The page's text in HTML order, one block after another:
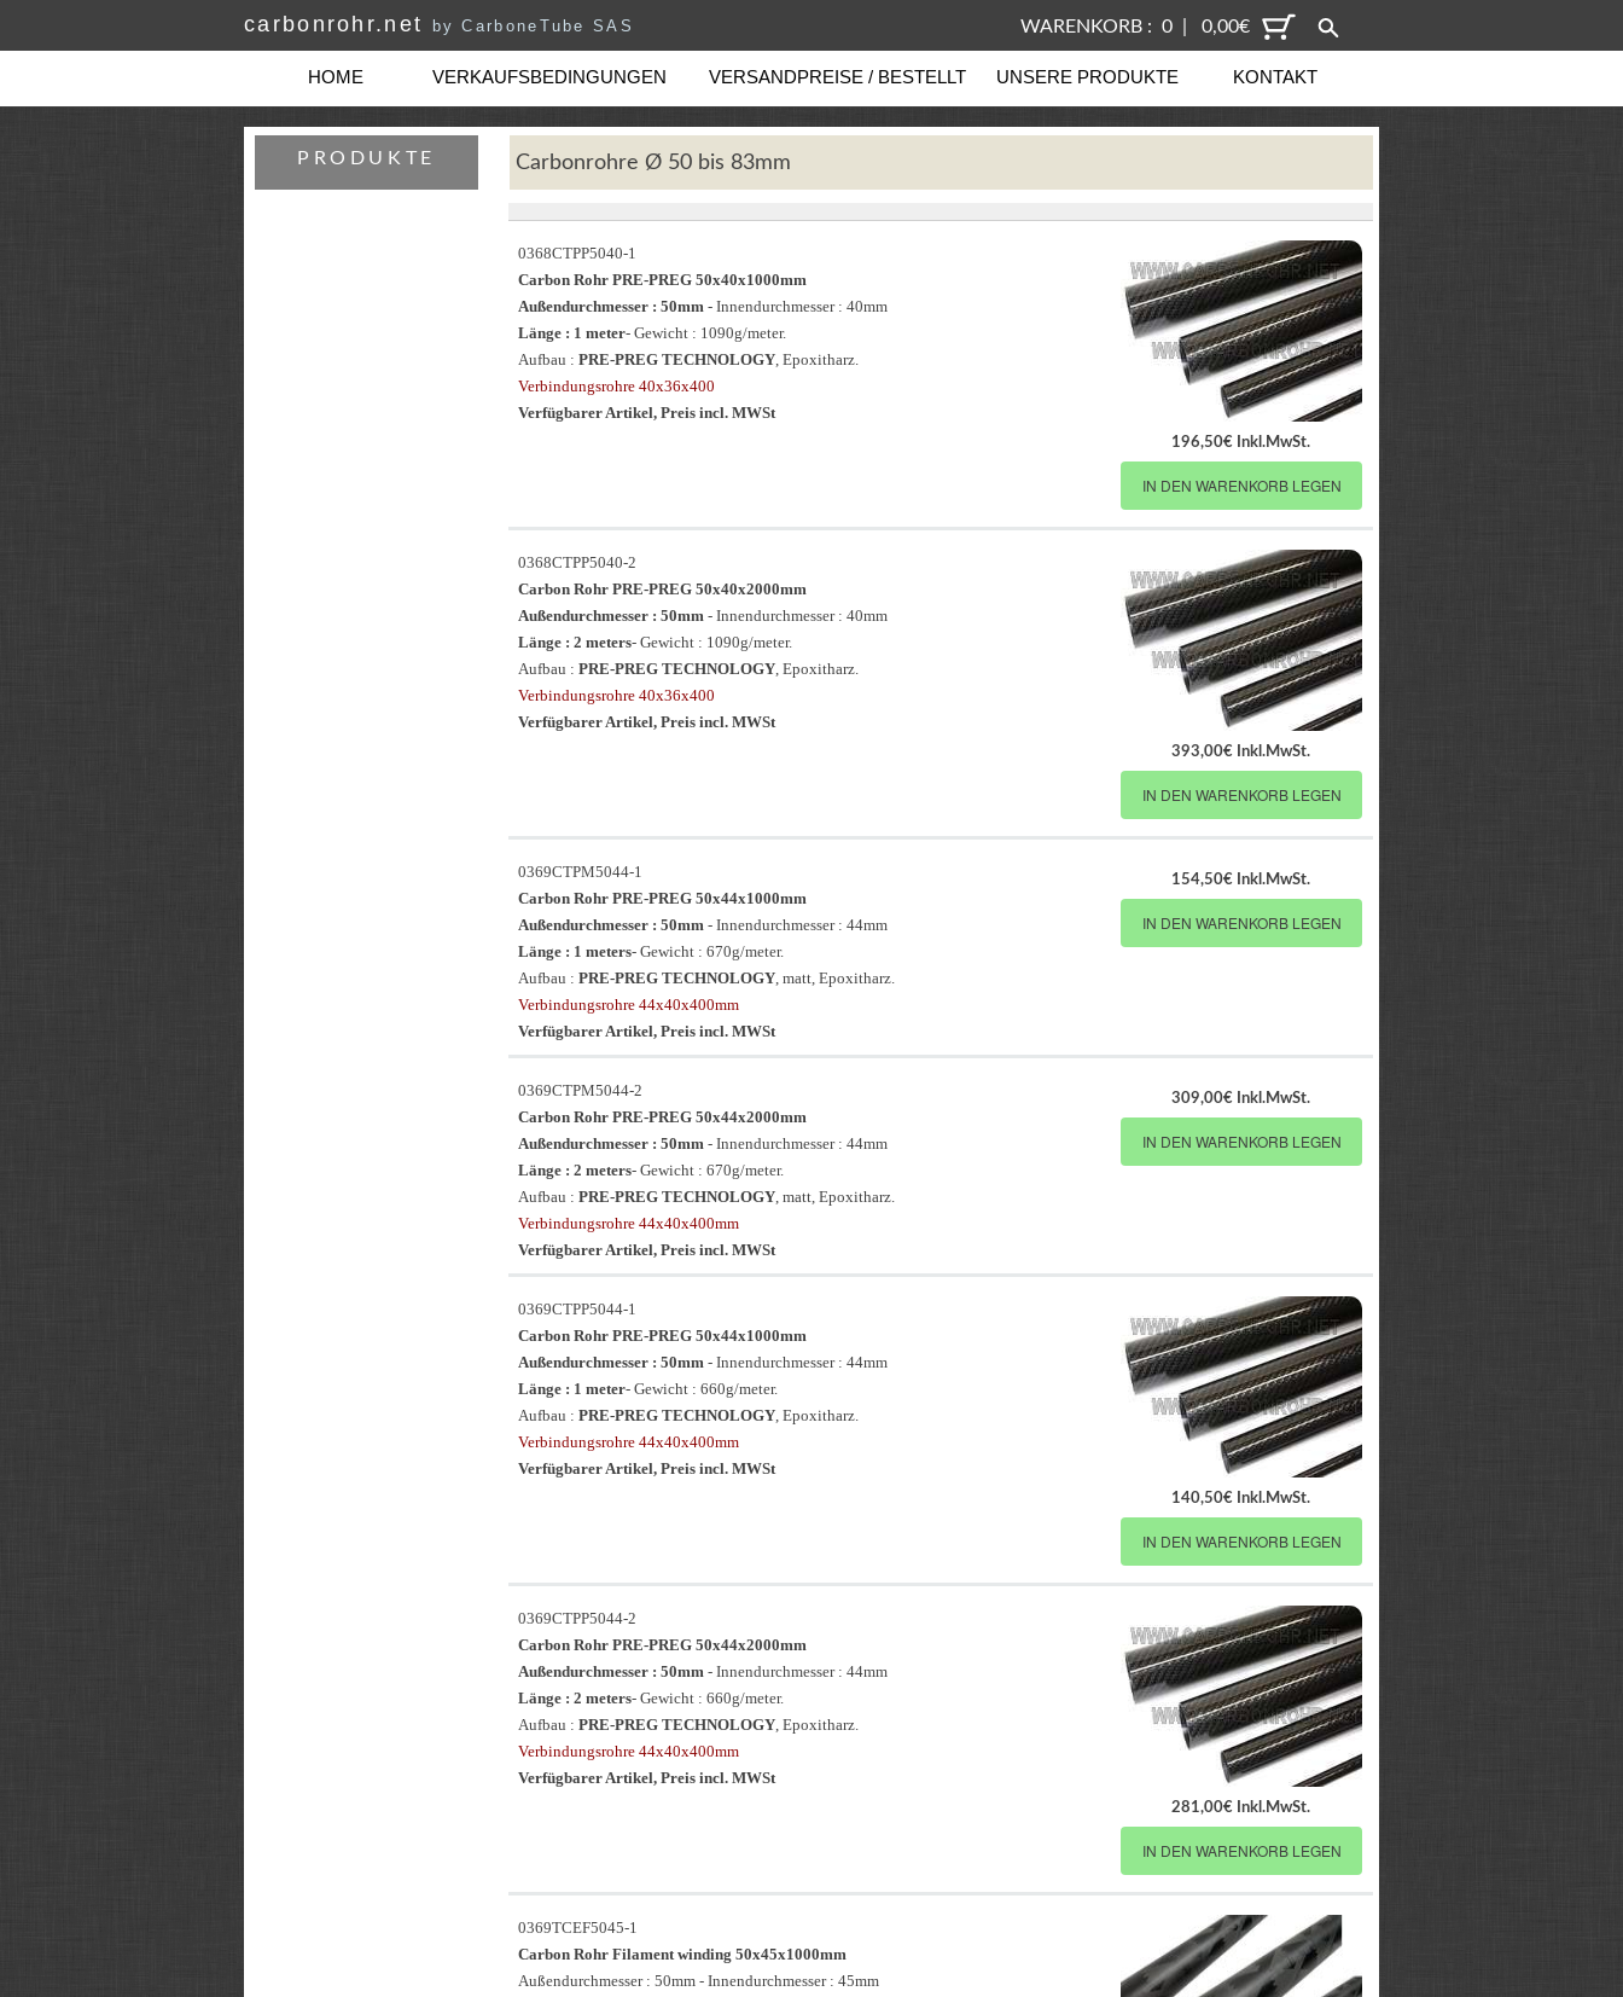
carbonrohr.net by CarboneTube SAS WARENKORB : 0 | 0,00€
HOME VERKAUFSBEDINGUNGEN VERSANDPREISE / BESTELLT UNSERE PRODUKTE KONTAKT
PRODUKTE Carbonrohre Ø 50 bis 83mm
0368CTPP5040-1
Carbon Rohr PRE-PREG 50x40x1000mm
Außendurchmesser : 50mm - Innendurchmesser : 40mm
Länge : 1 meter- Gewicht : 1090g/meter.
Aufbau : PRE-PREG TECHNOLOGY, Epoxitharz.
Verbindungsrohre 40x36x400
Verfügbarer Artikel, Preis incl. MWSt
196,50€ Inkl.MwSt.
IN DEN WARENKORB LEGEN
0368CTPP5040-2
Carbon Rohr PRE-PREG 50x40x2000mm
Außendurchmesser : 50mm - Innendurchmesser : 40mm
Länge : 2 meters- Gewicht : 1090g/meter.
Aufbau : PRE-PREG TECHNOLOGY, Epoxitharz.
Verbindungsrohre 40x36x400
Verfügbarer Artikel, Preis incl. MWSt
393,00€ Inkl.MwSt.
IN DEN WARENKORB LEGEN
0369CTPM5044-1
Carbon Rohr PRE-PREG 50x44x1000mm
Außendurchmesser : 50mm - Innendurchmesser : 44mm
Länge : 1 meters- Gewicht : 670g/meter.
Aufbau : PRE-PREG TECHNOLOGY, matt, Epoxitharz.
Verbindungsrohre 44x40x400mm
Verfügbarer Artikel, Preis incl. MWSt
154,50€ Inkl.MwSt.
IN DEN WARENKORB LEGEN
0369CTPM5044-2
Carbon Rohr PRE-PREG 50x44x2000mm
Außendurchmesser : 50mm - Innendurchmesser : 44mm
Länge : 2 meters- Gewicht : 670g/meter.
Aufbau : PRE-PREG TECHNOLOGY, matt, Epoxitharz.
Verbindungsrohre 44x40x400mm
Verfügbarer Artikel, Preis incl. MWSt
309,00€ Inkl.MwSt.
IN DEN WARENKORB LEGEN
0369CTPP5044-1
Carbon Rohr PRE-PREG 50x44x1000mm
Außendurchmesser : 50mm - Innendurchmesser : 44mm
Länge : 1 meter- Gewicht : 660g/meter.
Aufbau : PRE-PREG TECHNOLOGY, Epoxitharz.
Verbindungsrohre 44x40x400mm
Verfügbarer Artikel, Preis incl. MWSt
140,50€ Inkl.MwSt.
IN DEN WARENKORB LEGEN
0369CTPP5044-2
Carbon Rohr PRE-PREG 50x44x2000mm
Außendurchmesser : 50mm - Innendurchmesser : 44mm
Länge : 2 meters- Gewicht : 660g/meter.
Aufbau : PRE-PREG TECHNOLOGY, Epoxitharz.
Verbindungsrohre 44x40x400mm
Verfügbarer Artikel, Preis incl. MWSt
281,00€ Inkl.MwSt.
IN DEN WARENKORB LEGEN
0369TCEF5045-1
Carbon Rohr Filament winding 50x45x1000mm
Außendurchmesser : 50mm - Innendurchmesser : 45mm